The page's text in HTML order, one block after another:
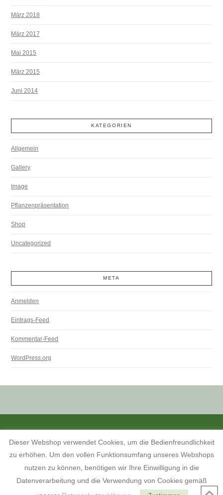
März 2018
März 2017
Mai 2015
März 2015
Juni 2014
KATEGORIEN
Allgemein
Gallery
Image
Pflanzenpräsentation
Shop
Uncategorized
META
Anmelden
Eintrags-Feed
Kommentar-Feed
WordPress.org
KONTAKT, ÖFFNUNGSZEITEN UND ANFAHRTSBESCHREIBUNG
DATENSCHUTZERKLÄRUNG
IMPRESSUM
Dieser Webshop verwendet Cookies, um die Bedienfreundlichkeit
zu erhöhen. Um den vollen Funktionsumfang unseres Webshops
nutzen zu können, benötigen wir Ihre Einwilligung in die
Datenverarbeitung und die Verwendung von Cookies gemäß